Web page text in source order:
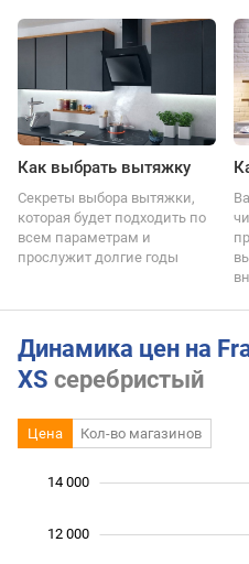
Как выбрать вытяжку
Секреты выбора вытяжки,
которая будет подходить по
всем параметрам и
прослужит долгие годы
Динамика цен на
XS серебристый
Цена Кол-во магазинов
12 000
14 000